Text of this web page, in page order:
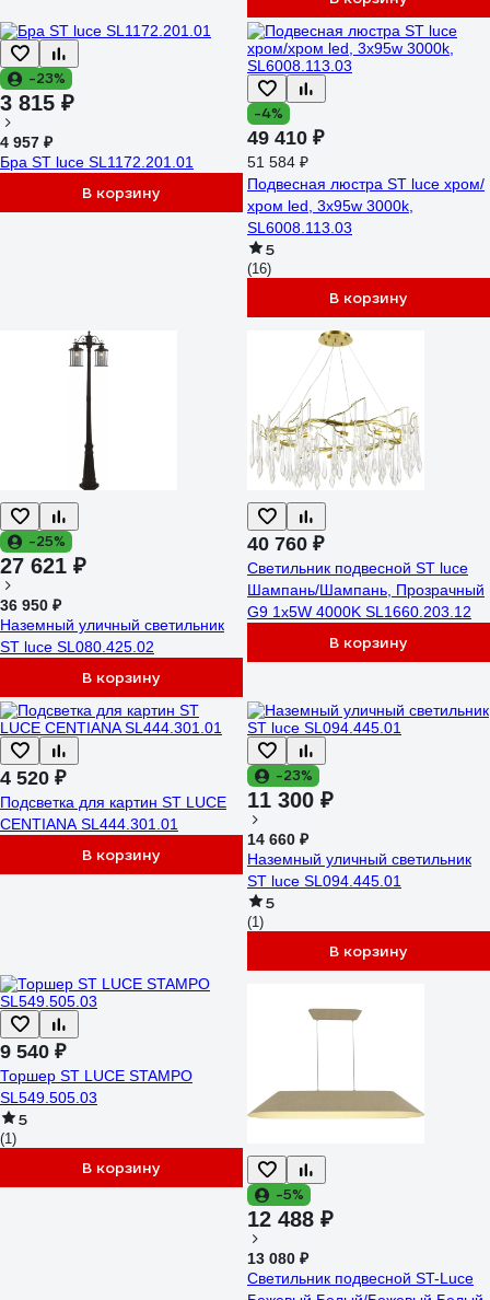
-23%
3 815 ₽
4 957 ₽
Бра ST luce SL1172.201.01
В корзину
-4%
49 410 ₽
51 584 ₽
Подвесная люстра ST luce хром/
хром led, 3x95w 3000k,
SL6008.113.03
5
(16)
В корзину
-25%
27 621 ₽
36 950 ₽
Наземный уличный светильник
ST luce SL080.425.02
В корзину
40 760 ₽
Светильник подвесной ST luce
Шампань/Шампань, Прозрачный
G9 1х5W 4000K SL1660.203.12
В корзину
4 520 ₽
Подсветка для картин ST LUCE
CENTIANA SL444.301.01
В корзину
-23%
11 300 ₽
14 660 ₽
Наземный уличный светильник
ST luce SL094.445.01
5
(1)
В корзину
9 540 ₽
Торшер ST LUCE STAMPO
SL549.505.03
5
(1)
В корзину
-5%
12 488 ₽
13 080 ₽
Светильник подвесной ST-Luce